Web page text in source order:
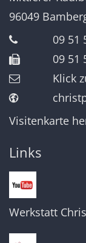
96049
09 51
09 51
Klick
Visitenkarte
Links
Werkstatt